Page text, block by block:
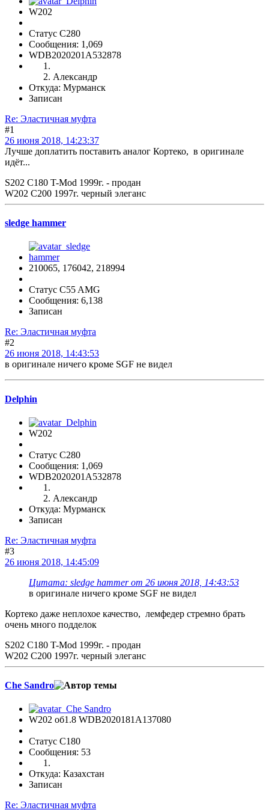
W202
Статус C280
Сообщения: 1,069
WDB2020201A532878
Александр
Откуда: Мурманск
Записан
Re: Эластичная муфта
#1
26 июня 2018, 14:23:37
Лучше доплатить поставить аналог Кортеко, в оригинале
идёт...
S202 C180 T-Mod 1999г. - продан
W202 C200 1997г. черный элеганс
sledge hammer
210065, 176042, 218994
Статус C55 AMG
Сообщения: 6,138
Записан
Re: Эластичная муфта
#2
26 июня 2018, 14:43:53
в оригинале ничего кроме SGF не видел
Delphin
W202
Статус C280
Сообщения: 1,069
WDB2020201A532878
Александр
Откуда: Мурманск
Записан
Re: Эластичная муфта
#3
26 июня 2018, 14:45:09
Цитата: sledge hammer от 26 июня 2018, 14:43:53
в оригинале ничего кроме SGF не видел
Кортеко даже неплохое качество, лемфедер стремно брать
очень много подделок
S202 C180 T-Mod 1999г. - продан
W202 C200 1997г. черный элеганс
Che Sandro
W202 об1.8 WDB2020181A137080
Статус C180
Сообщения: 53
Откуда: Казахстан
Записан
Re: Эластичная муфта